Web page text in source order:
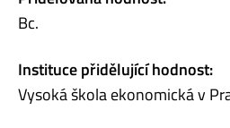
Bc.
Instituce přidělující hodnost:
Vysoká škola ekonomická v